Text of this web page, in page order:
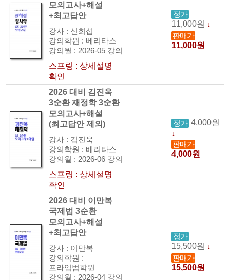
모의고사+해설
+최고답안
강사 : 신희섭
강의학원 : 베리타스
강의월 : 2026-05 강의
스프링 : 상세설명
확인
정가
11,000원 ↓
판매가
11,000원
2026 대비 김진욱
3순환 재정학 3순환
모의고사+해설
(최고답안 제외)
강사 : 김진욱
강의학원 : 베리타스
강의월 : 2026-06 강의
스프링 : 상세설명
확인
정가 4,000원
↓
판매가
4,000원
2026 대비 이만복
국제법 3순환
모의고사+해설
+최고답안
강사 : 이만복
강의학원 :
프라임법학원
강의월 : 2026-04 강의
정가
15,500원 ↓
판매가
15,500원